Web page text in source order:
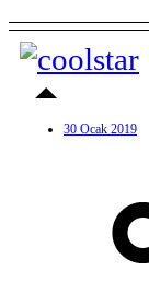
30 Ocak 2019